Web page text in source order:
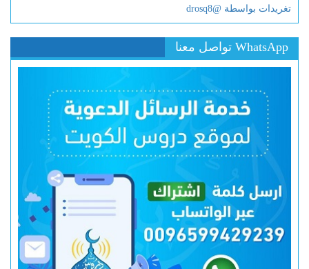
تغريدات بواسطة @drosq8
WhatsApp تواصل معنا